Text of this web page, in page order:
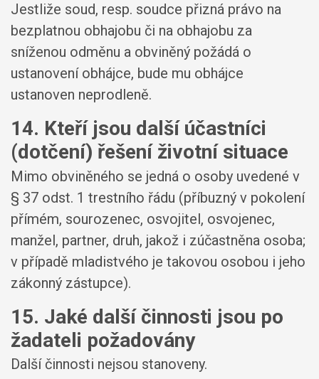
Jestliže soud, resp. soudce přizná právo na
bezplatnou obhajobu či na obhajobu za
sníženou odměnu a obviněný požádá o
ustanovení obhájce, bude mu obhájce
ustanoven neprodleně.
14. Kteří jsou další účastníci
(dotčení) řešení životní situace
Mimo obviněného se jedná o osoby uvedené v
§ 37 odst. 1 trestního řádu (příbuzný v pokolení
přímém, sourozenec, osvojitel, osvojenec,
manžel, partner, druh, jakož i zúčastněna osoba;
v případě mladistvého je takovou osobou i jeho
zákonný zástupce).
15. Jaké další činnosti jsou po
žadateli požadovány
Další činnosti nejsou stanoveny.